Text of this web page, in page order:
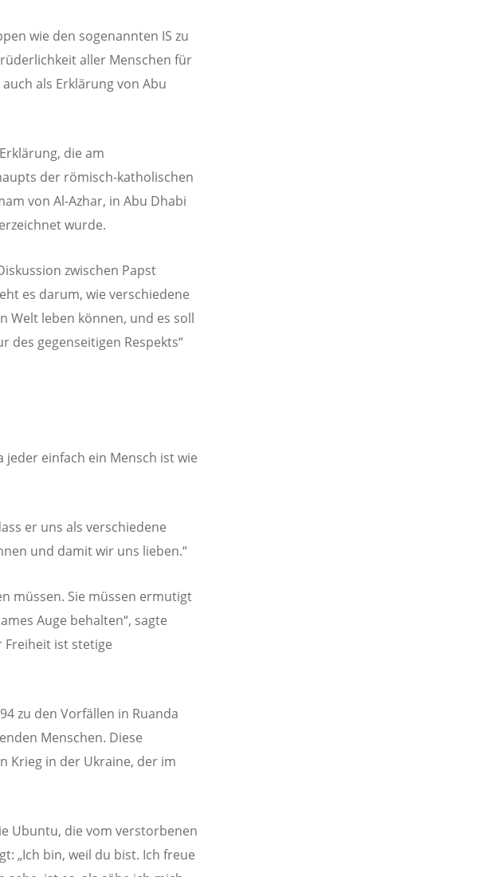
wie den sogenannten IS zu
aller Menschen für
als Erklärung von Abu
die am
der römisch-katholischen
von Al-Azhar, in Abu Dhabi
wurde.
zwischen Papst
es darum, wie verschiedene
Welt leben können, und es soll
des gegenseitigen Respekts“
jeder einfach ein Mensch ist wie
er uns als verschiedene
und damit wir uns lieben.“
müssen. Sie müssen ermutigt
Auge behalten“, sagte
Freiheit ist stetige
zu den Vorfällen in Ruanda
Menschen. Diese
Krieg in der Ukraine, der im
Ubuntu, die vom verstorbenen
„Ich bin, weil du bist. Ich freue